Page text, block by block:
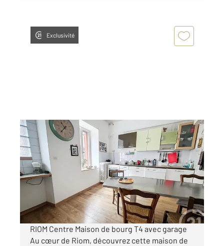
Exclusivité
RIOM 63
80,87 m
2, 4 pièces
Ref : 24638
Maison à vendre
129 000 €
Visiter le site dédié
RIOM Centre Maison de bourg T4 avec garage
Au cœur de Riom, découvrez cette maison de